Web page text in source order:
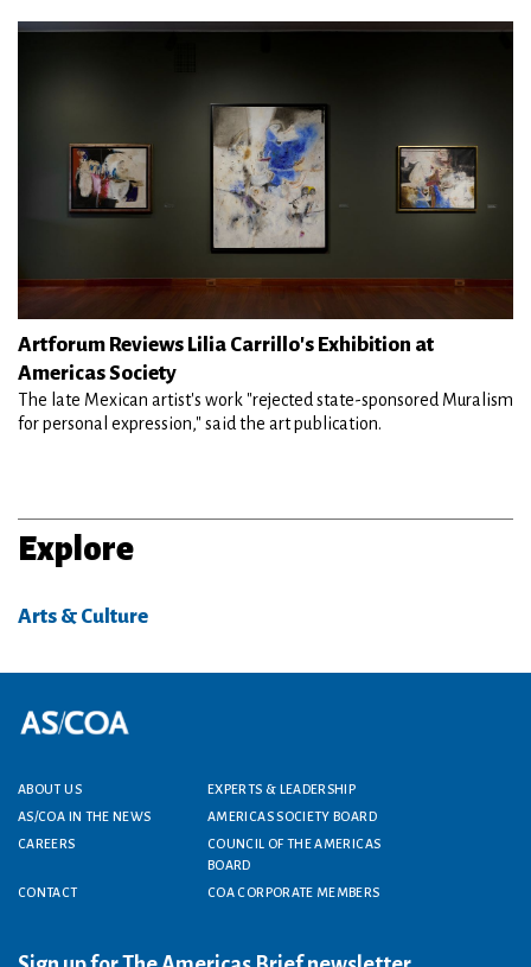
Artforum Reviews Lilia Carrillo's Exhibition at
Americas Society
The late Mexican artist's work "rejected state-sponsored Muralism
for personal expression," said the art publication.
Explore
Arts & Culture
Footer menu
ABOUT US
EXPERTS & LEADERSHIP
AS/COA IN THE NEWS
AMERICAS SOCIETY BOARD
CAREERS
COUNCIL OF THE AMERICAS
BOARD
CONTACT
COA CORPORATE MEMBERS